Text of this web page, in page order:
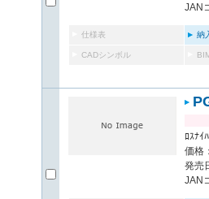
JAN
仕様表 納
CADシンボル
ﾛｽﾅｲ
価格
発売
JAN